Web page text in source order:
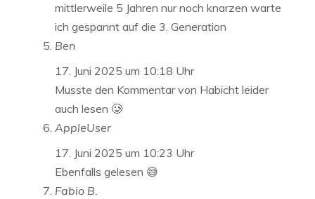
mittlerweile 5 Jahren nur noch knarzen warte
ich gespannt auf die 3. Generation
Ben
17. Juni 2025 um 10:18 Uhr
Musste den Kommentar von Habicht leider
auch lesen 🥲
AppleUser
17. Juni 2025 um 10:23 Uhr
Ebenfalls gelesen 😅
Fabio B.